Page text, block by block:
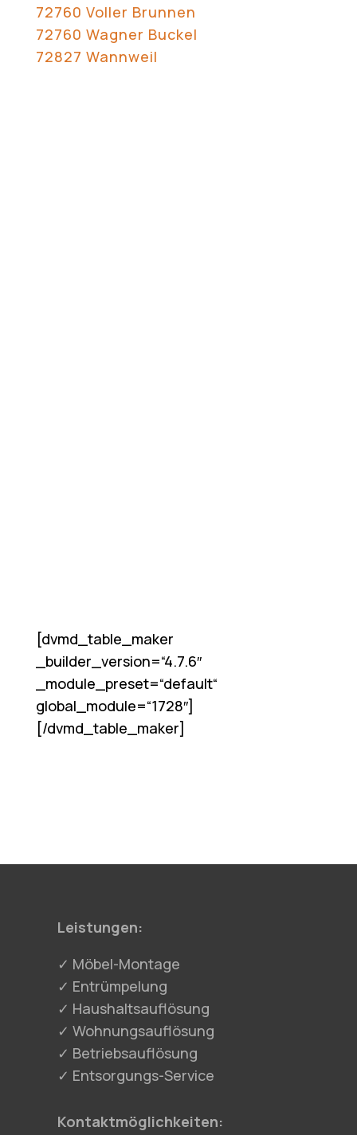
72760 Voller Brunnen
72760 Wagner Buckel
72827 Wannweil
[dvmd_table_maker
_builder_version=“4.7.6″
_module_preset=“default“
global_module=“1728″]
[/dvmd_table_maker]
Leistungen:
✓ Möbel-Montage
✓ Entrümpelung
✓ Haushaltsauflösung
✓ Wohnungsauflösung
✓ Betriebsauflösung
✓ Entsorgungs-Service
Kontaktmöglichkeiten: